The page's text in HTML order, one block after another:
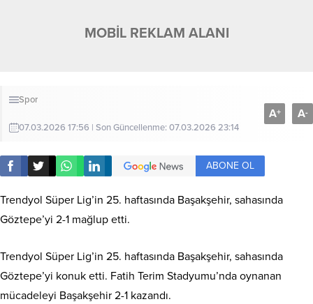
MOBİL REKLAM ALANI
Spor
07.03.2026 17:56 | Son Güncellenme: 07.03.2026 23:14
A+ A-
ABONE OL
Trendyol Süper Lig’in 25. haftasında Başakşehir, sahasında
Göztepe’yi 2-1 mağlup etti.
Trendyol Süper Lig’in 25. haftasında Başakşehir, sahasında
Göztepe’yi konuk etti. Fatih Terim Stadyumu’nda oynanan
mücadeleyi Başakşehir 2-1 kazandı.